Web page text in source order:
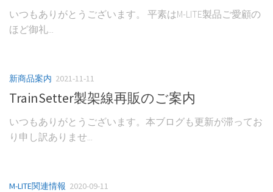
いつもありがとうございます。 平素はM-LITE製品ご愛顧の
ほど御礼...
新商品案内 2021-11-11
TrainSetter製架線再販のご案内
いつもありがとうございます。本ブログも更新が滞ってお
り申し訳ありませ...
M-LITE関連情報 2020-09-11